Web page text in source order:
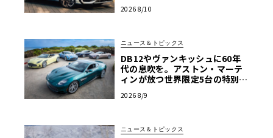
2026 8/10
ニュース＆トピックス
DB12やヴァンキッシュに60年
代の息吹を。アストン・マーテ
ィンが放つ世界限定5台の特別コ
2026 8/9
ニュース＆トピックス